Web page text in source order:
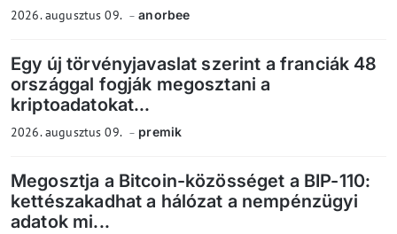
2026. augusztus 09. anorbee
Egy új törvényjavaslat szerint a franciák 48
országgal fogják megosztani a
kriptoadatokat...
2026. augusztus 09. premik
Megosztja a Bitcoin-közösséget a BIP-110:
kettészakadhat a hálózat a nempénzügyi
adatok mi...